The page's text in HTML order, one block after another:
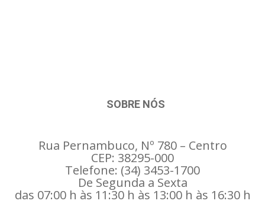
SOBRE NÓS
Rua Pernambuco, Nº 780 – Centro
CEP: 38295-000
Telefone: (34) 3453-1700
De Segunda a Sexta
das 07:00 h às 11:30 h às 13:00 h às 16:30 h